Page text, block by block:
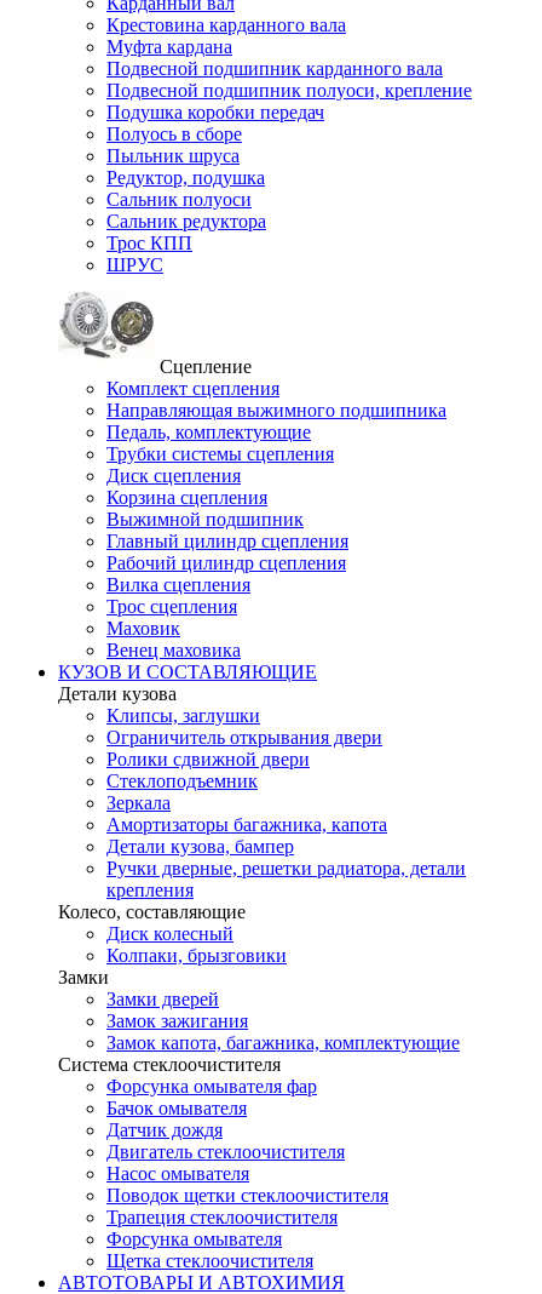
Крестовина карданного вала
Муфта кардана
Подвесной подшипник карданного вала
Подвесной подшипник полуоси, крепление
Подушка коробки передач
Полуось в сборе
Пыльник шруса
Редуктор, подушка
Сальник полуоси
Сальник редуктора
Трос КПП
ШРУС
Сцепление
Комплект сцепления
Направляющая выжимного подшипника
Педаль, комплектующие
Трубки системы сцепления
Диск сцепления
Корзина сцепления
Выжимной подшипник
Главный цилиндр сцепления
Рабочий цилиндр сцепления
Вилка сцепления
Трос сцепления
Маховик
Венец маховика
КУЗОВ И СОСТАВЛЯЮЩИЕ
Детали кузова
Клипсы, заглушки
Ограничитель открывания двери
Ролики сдвижной двери
Стеклоподъемник
Зеркала
Амортизаторы багажника, капота
Детали кузова, бампер
Ручки дверные, решетки радиатора, детали
крепления
Колесо, составляющие
Диск колесный
Колпаки, брызговики
Замки
Замки дверей
Замок зажигания
Замок капота, багажника, комплектующие
Система стеклоочистителя
Форсунка омывателя фар
Бачок омывателя
Датчик дождя
Двигатель стеклоочистителя
Насос омывателя
Поводок щетки стеклоочистителя
Трапеция стеклоочистителя
Форсунка омывателя
Щетка стеклоочистителя
АВТОТОВАРЫ И АВТОХИМИЯ